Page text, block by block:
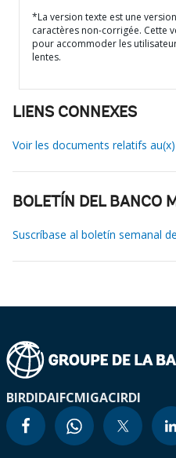
*La version texte est une
caractères non-corrigée. Cette
pour accommoder les
lentes.
LIENS CONNEXES
Voir les documents relatifs
BOLETÍN DEL BANCO
Suscríbase al boletín semanal
BIRDIDAIFCMIGACIRDI